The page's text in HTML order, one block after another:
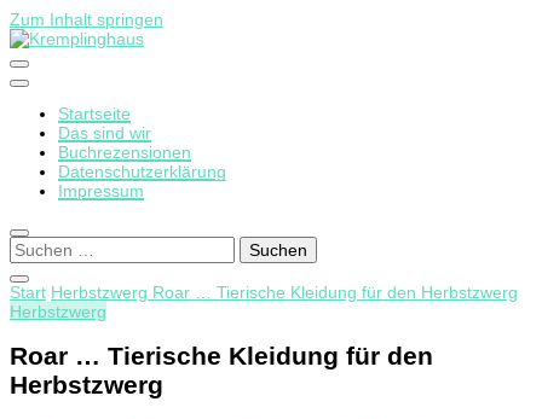
Zum Inhalt springen
Kremplinghaus
Startseite
Das sind wir
Buchrezensionen
Datenschutzerklärung
Impressum
Suchen
nach:
Start Herbstzwerg Roar … Tierische Kleidung für den Herbstzwerg
Herbstzwerg
Roar … Tierische Kleidung für den
Herbstzwerg